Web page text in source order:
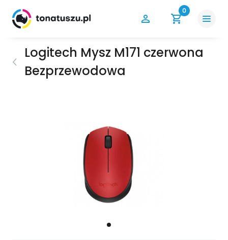
0
Logitech Mysz M171 czerwona
Bezprzewodowa